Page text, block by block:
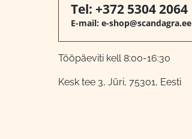
Tel: +372 5304 2064
E-mail: e-shop@scandagra.ee
Tööpäeviti kell 8:00-16:30
Kesk tee 3, Jüri, 75301, Eesti